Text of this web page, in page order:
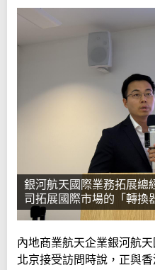
銀河航天國際業務拓展總
司拓展國際市場的「轉換
內地商業航天企業銀河航
北京接受訪問時說，正與